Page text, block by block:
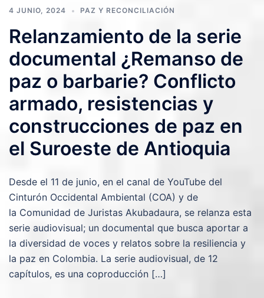
4 JUNIO, 2024 PAZ Y RECONCILIACIÓN
Relanzamiento de la serie
documental ¿Remanso de
paz o barbarie? Conflicto
armado, resistencias y
construcciones de paz en
el Suroeste de Antioquia
Desde el 11 de junio, en el canal de YouTube del
Cinturón Occidental Ambiental (COA) y de
la Comunidad de Juristas Akubadaura, se relanza esta
serie audiovisual; un documental que busca aportar a
la diversidad de voces y relatos sobre la resiliencia y
la paz en Colombia. La serie audiovisual, de 12
capítulos, es una coproducción […]